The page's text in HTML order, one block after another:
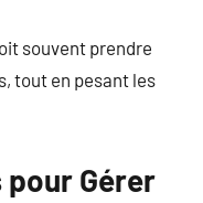
souvent prendre
tout en pesant les
pour Gérer